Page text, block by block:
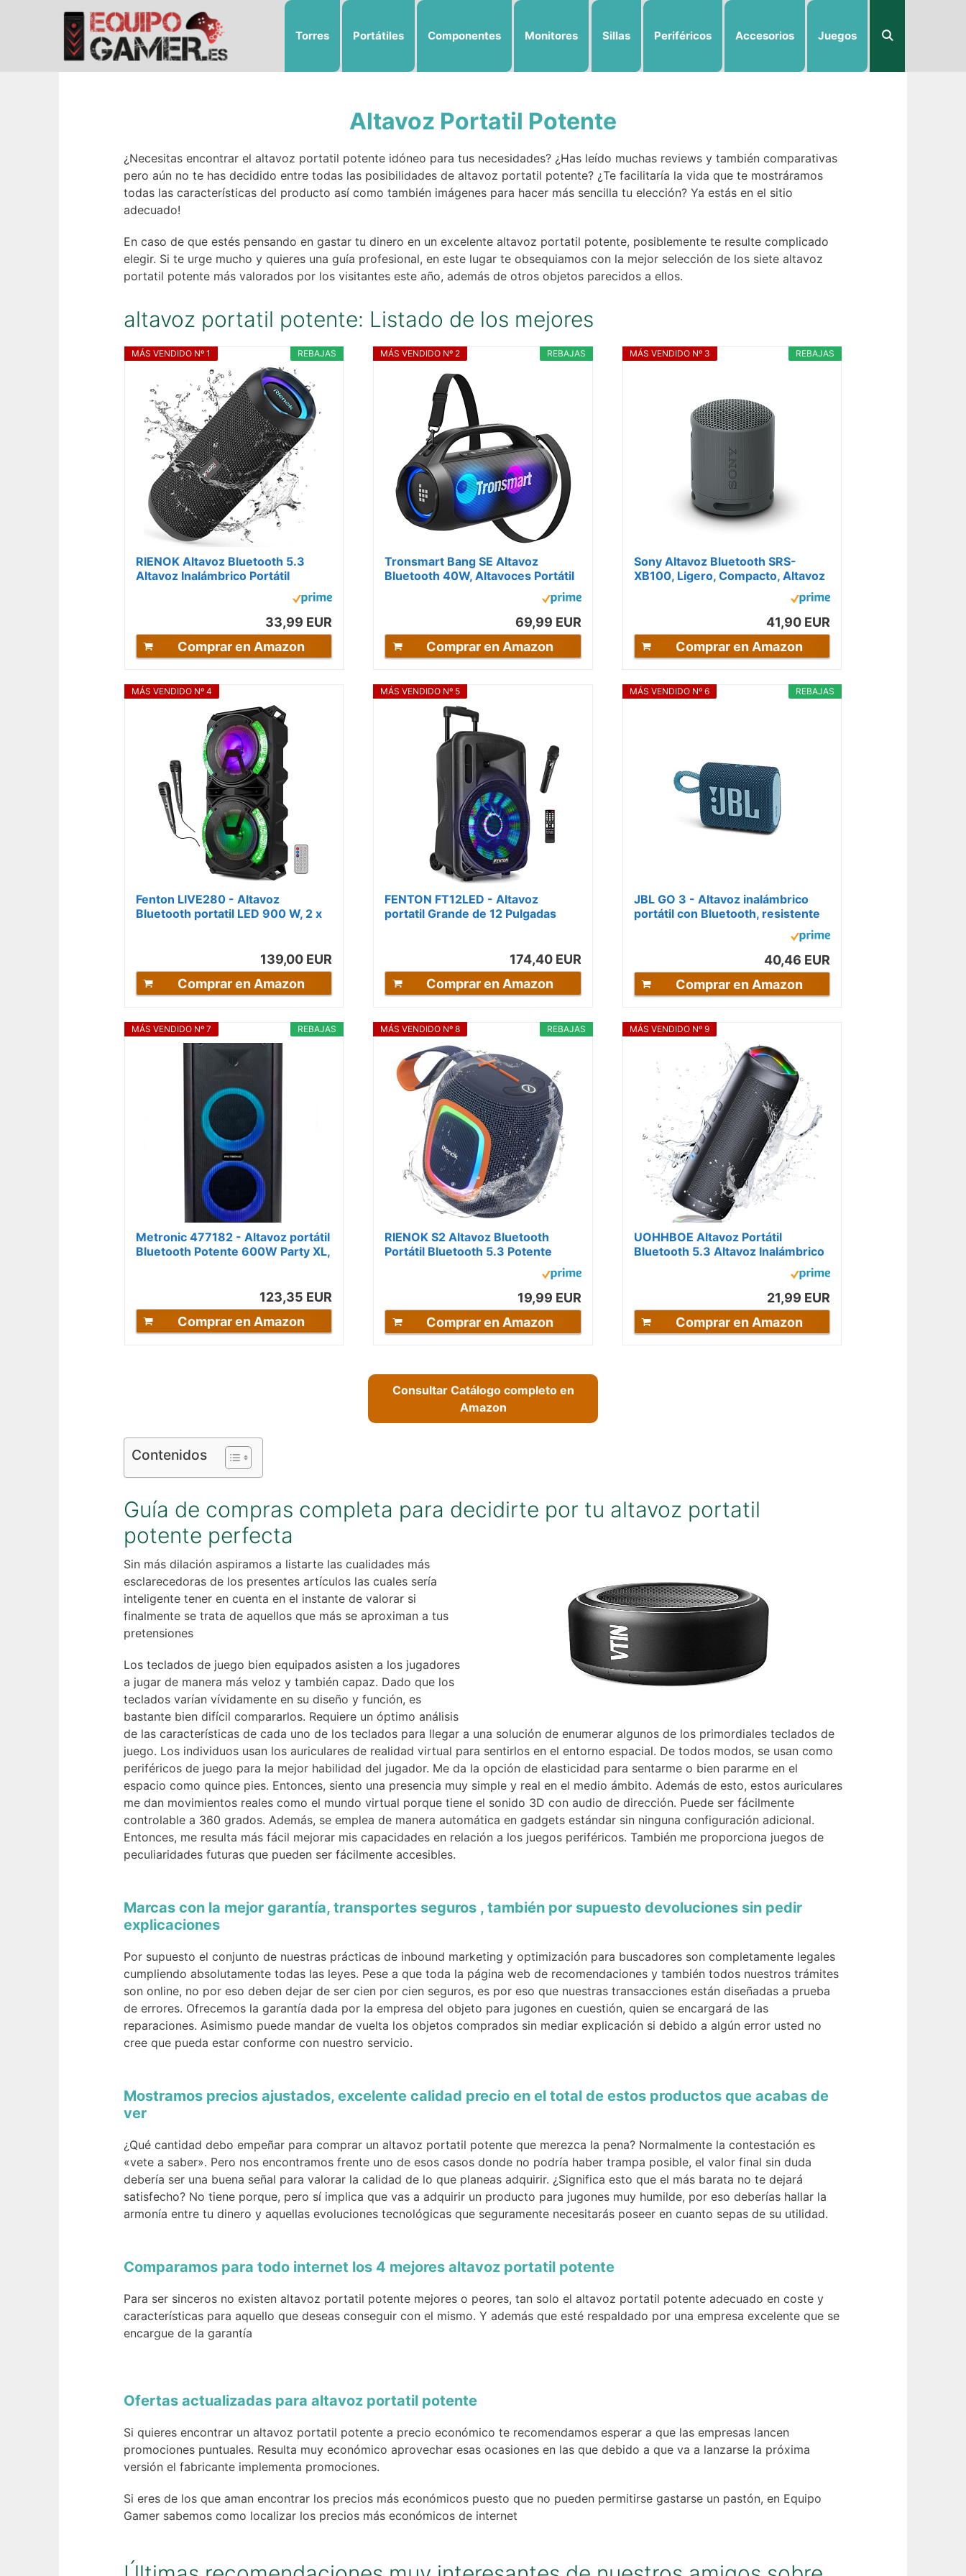
Torres Portátiles Componentes Monitores Sillas Periféricos Accesorios Juegos
Altavoz Portatil Potente
¿Necesitas encontrar el altavoz portatil potente idóneo para tus necesidades? ¿Has leído muchas reviews y también comparativas
pero aún no te has decidido entre todas las posibilidades de altavoz portatil potente? ¿Te facilitaría la vida que te mostráramos
todas las características del producto así como también imágenes para hacer más sencilla tu elección? Ya estás en el sitio
adecuado!
En caso de que estés pensando en gastar tu dinero en un excelente altavoz portatil potente, posiblemente te resulte complicado
elegir. Si te urge mucho y quieres una guía profesional, en este lugar te obsequiamos con la mejor selección de los siete altavoz
portatil potente más valorados por los visitantes este año, además de otros objetos parecidos a ellos.
altavoz portatil potente: Listado de los mejores
REBAJAS
MÁS VENDIDO Nº 1
RIENOK Altavoz Bluetooth 5.3
Altavoz Inalámbrico Portátil
Impermeable IPX7, Bass, Sonido
33,99 EUR
Comprar en Amazon
REBAJAS
MÁS VENDIDO Nº 2
Tronsmart Bang SE Altavoz
Bluetooth 40W, Altavoces Portátil
Potente, Luces Led, Waterproof
69,99 EUR
Comprar en Amazon
REBAJAS
MÁS VENDIDO Nº 3
Sony Altavoz Bluetooth SRS-
XB100, Ligero, Compacto, Altavoz
41,90 EUR
Comprar en Amazon
MÁS VENDIDO Nº 4
Fenton LIVE280 - Altavoz
Bluetooth portatil LED 900 W, 2 x
139,00 EUR
Comprar en Amazon
MÁS VENDIDO Nº 5
FENTON FT12LED - Altavoz
portatil Grande de 12 Pulgadas
174,40 EUR
Comprar en Amazon
REBAJAS
MÁS VENDIDO Nº 6
JBL GO 3 - Altavoz inalámbrico
portátil con Bluetooth, resistente
al agua y al polvo (IP67), hasta...
40,46 EUR
Comprar en Amazon
REBAJAS
MÁS VENDIDO Nº 7
Metronic 477182 - Altavoz portátil
Bluetooth Potente 600W Party XL,
123,35 EUR
Comprar en Amazon
REBAJAS
MÁS VENDIDO Nº 8
RIENOK S2 Altavoz Bluetooth
Portátil Bluetooth 5.3 Potente
Pequeño Impermeable con Radio
19,99 EUR
Comprar en Amazon
MÁS VENDIDO Nº 9
UOHHBOE Altavoz Portátil
Bluetooth 5.3 Altavoz Inalámbrico
21,99 EUR
Comprar en Amazon
Consultar Catálogo completo en
Amazon
Contenidos
Guía de compras completa para decidirte por tu altavoz portatil
potente perfecta
Sin más dilación aspiramos a listarte las cualidades más
esclarecedoras de los presentes artículos las cuales sería
inteligente tener en cuenta en el instante de valorar si
finalmente se trata de aquellos que más se aproximan a tus
pretensiones
Los teclados de juego bien equipados asisten a los jugadores
a jugar de manera más veloz y también capaz. Dado que los
teclados varían vívidamente en su diseño y función, es
bastante bien difícil compararlos. Requiere un óptimo análisis
de las características de cada uno de los teclados para llegar a una solución de enumerar algunos de los primordiales teclados de
juego. Los individuos usan los auriculares de realidad virtual para sentirlos en el entorno espacial. De todos modos, se usan como
periféricos de juego para la mejor habilidad del jugador. Me da la opción de elasticidad para sentarme o bien pararme en el
espacio como quince pies. Entonces, siento una presencia muy simple y real en el medio ámbito. Además de esto, estos auriculares
me dan movimientos reales como el mundo virtual porque tiene el sonido 3D con audio de dirección. Puede ser fácilmente
controlable a 360 grados. Además, se emplea de manera automática en gadgets estándar sin ninguna configuración adicional.
Entonces, me resulta más fácil mejorar mis capacidades en relación a los juegos periféricos. También me proporciona juegos de
peculiaridades futuras que pueden ser fácilmente accesibles.
Marcas con la mejor garantía, transportes seguros , también por supuesto devoluciones sin pedir
explicaciones
Por supuesto el conjunto de nuestras prácticas de inbound marketing y optimización para buscadores son completamente legales
cumpliendo absolutamente todas las leyes. Pese a que toda la página web de recomendaciones y también todos nuestros trámites
son online, no por eso deben dejar de ser cien por cien seguros, es por eso que nuestras transacciones están diseñadas a prueba
de errores. Ofrecemos la garantía dada por la empresa del objeto para jugones en cuestión, quien se encargará de las
reparaciones. Asimismo puede mandar de vuelta los objetos comprados sin mediar explicación si debido a algún error usted no
cree que pueda estar conforme con nuestro servicio.
Mostramos precios ajustados, excelente calidad precio en el total de estos productos que acabas de
ver
¿Qué cantidad debo empeñar para comprar un altavoz portatil potente que merezca la pena? Normalmente la contestación es
«vete a saber». Pero nos encontramos frente uno de esos casos donde no podría haber trampa posible, el valor final sin duda
debería ser una buena señal para valorar la calidad de lo que planeas adquirir. ¿Significa esto que el más barata no te dejará
satisfecho? No tiene porque, pero sí implica que vas a adquirir un producto para jugones muy humilde, por eso deberías hallar la
armonía entre tu dinero y aquellas evoluciones tecnológicas que seguramente necesitarás poseer en cuanto sepas de su utilidad.
Comparamos para todo internet los 4 mejores altavoz portatil potente
Para ser sinceros no existen altavoz portatil potente mejores o peores, tan solo el altavoz portatil potente adecuado en coste y
características para aquello que deseas conseguir con el mismo. Y además que esté respaldado por una empresa excelente que se
encargue de la garantía
Ofertas actualizadas para altavoz portatil potente
Si quieres encontrar un altavoz portatil potente a precio económico te recomendamos esperar a que las empresas lancen
promociones puntuales. Resulta muy económico aprovechar esas ocasiones en las que debido a que va a lanzarse la próxima
versión el fabricante implementa promociones.
Si eres de los que aman encontrar los precios más económicos puesto que no pueden permitirse gastarse un pastón, en Equipo
Gamer sabemos como localizar los precios más económicos de internet